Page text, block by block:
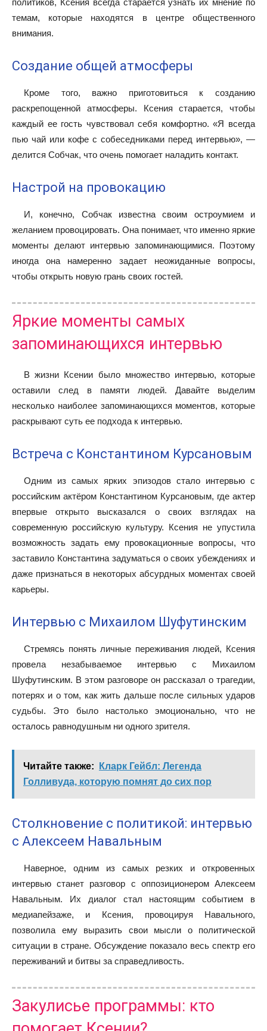
политиков, Ксения всегда старается узнать их мнение по
темам, которые находятся в центре общественного
внимания.
Создание общей атмосферы
Кроме того, важно приготовиться к созданию
раскрепощенной атмосферы. Ксения старается, чтобы
каждый ее гость чувствовал себя комфортно. «Я всегда
пью чай или кофе с собеседниками перед интервью», —
делится Собчак, что очень помогает наладить контакт.
Настрой на провокацию
И, конечно, Собчак известна своим остроумием и
желанием провоцировать. Она понимает, что именно яркие
моменты делают интервью запоминающимися. Поэтому
иногда она намеренно задает неожиданные вопросы,
чтобы открыть новую грань своих гостей.
Яркие моменты самых
запоминающихся интервью
В жизни Ксении было множество интервью, которые
оставили след в памяти людей. Давайте выделим
несколько наиболее запоминающихся моментов, которые
раскрывают суть ее подхода к интервью.
Встреча с Константином Курсановым
Одним из самых ярких эпизодов стало интервью с
российским актёром Константином Курсановым, где актер
впервые открыто высказался о своих взглядах на
современную российскую культуру. Ксения не упустила
возможность задать ему провокационные вопросы, что
заставило Константина задуматься о своих убеждениях и
даже признаться в некоторых абсурдных моментах своей
карьеры.
Интервью с Михаилом Шуфутинским
Стремясь понять личные переживания людей, Ксения
провела незабываемое интервью с Михаилом
Шуфутинским. В этом разговоре он рассказал о трагедии,
потерях и о том, как жить дальше после сильных ударов
судьбы. Это было настолько эмоционально, что не
осталось равнодушным ни одного зрителя.
Читайте также:
Кларк Гейбл: Легенда
Голливуда, которую помнят до сих пор
Столкновение с политикой: интервью
с Алексеем Навальным
Наверное, одним из самых резких и откровенных
интервью станет разговор с оппозиционером Алексеем
Навальным. Их диалог стал настоящим событием в
медиапейзаже, и Ксения, провоцируя Навального,
позволила ему выразить свои мысли о политической
ситуации в стране. Обсуждение показало весь спектр его
переживаний и битвы за справедливость.
Закулисье программы: кто